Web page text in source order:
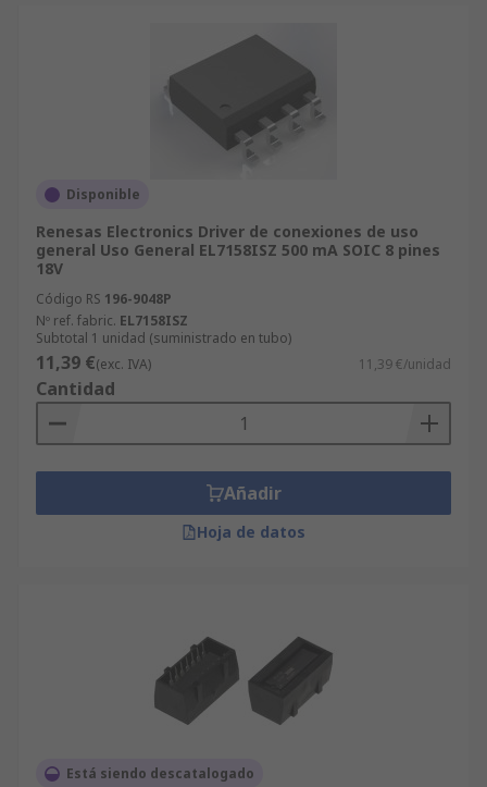
Disponible
Renesas Electronics Driver de conexiones de uso
general Uso General EL7158ISZ 500 mA SOIC 8 pines
18V
Código RS 196-9048P
Nº ref. fabric. EL7158ISZ
Subtotal 1 unidad (suministrado en tubo)
11,39 €(exc. IVA) 11,39 €/unidad
Cantidad
Añadir
Hoja de datos
Está siendo descatalogado